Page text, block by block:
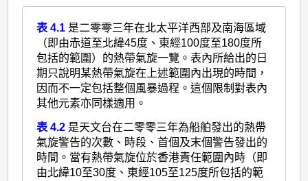
表 4.1 是二零零三年在北太平洋西部及南海區域
（即由赤道至北緯45度、東經100度至180度所
包括的範圍）的熱帶氣旋一覽。表內所給出的日
期只說明某熱帶氣旋在上述範圍內出現的時間，
因而不一定包括整個風暴過程。這個限制對表內
其他元素亦同樣適用。
表 4.2 是天文台在二零零三年為船舶發出的熱帶
氣旋警告的次數、時段、首個及末個警告發出的
時間。當有熱帶氣旋位於香港責任範圍內時（即
由北緯10至30度、東經105至125度所包括的範